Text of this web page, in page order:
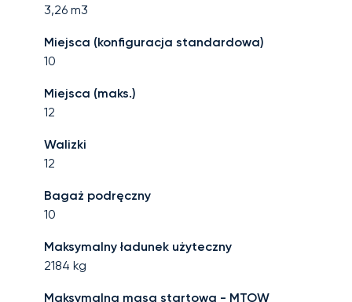
3,26 m3
Miejsca (konfiguracja standardowa)
10
Miejsca (maks.)
12
Walizki
12
Bagaż podręczny
10
Maksymalny ładunek użyteczny
2184 kg
Maksymalna masa startowa - MTOW